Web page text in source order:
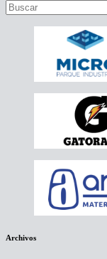
Archivos